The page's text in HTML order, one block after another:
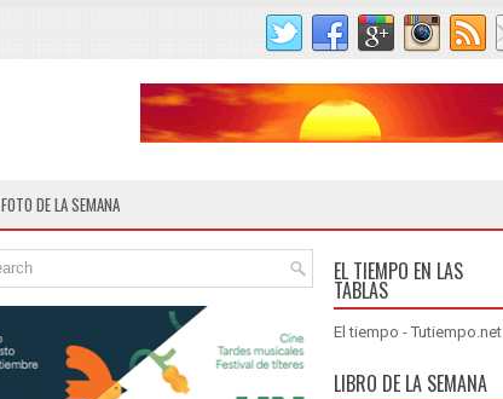
FOTO DE LA SEMANA
EL TIEMPO EN LAS
TABLAS
El tiempo - Tutiempo.net
LIBRO DE LA SEMANA